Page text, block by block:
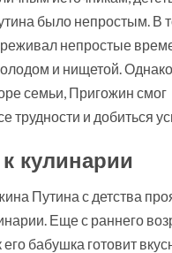
было непростым. В
непростые
и нищетой.
семьи, Пригожин смог
трудности и добиться
кулинарии
Путина с детства
Еще с раннего
бабушка готовит